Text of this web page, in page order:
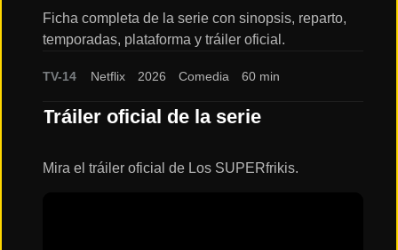
Plataformas
ESTRENOS
Ficha completa de la serie con sinopsis, reparto,
temporadas, plataforma y tráiler oficial.
TV-14 Netflix 2026 Comedia 60 min
Tráiler oficial de la serie
Mira el tráiler oficial de Los SUPERfrikis.